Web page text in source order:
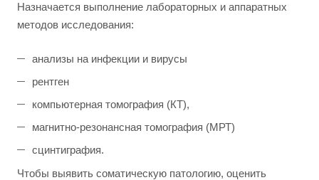
Назначается выполнение лабораторных и аппаратных
методов исследования:
анализы на инфекции и вирусы
рентген
компьютерная томография (КТ),
магнитно-резонансная томография (МРТ)
сцинтиграфия.
Чтобы выявить соматическую патологию, оценить